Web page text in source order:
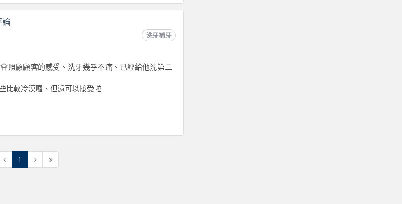
洗牙補牙
照顧顧客的感受、洗牙幾乎不痛、已經給他洗第二
比較冷漠囉、但還可以接受啦
1